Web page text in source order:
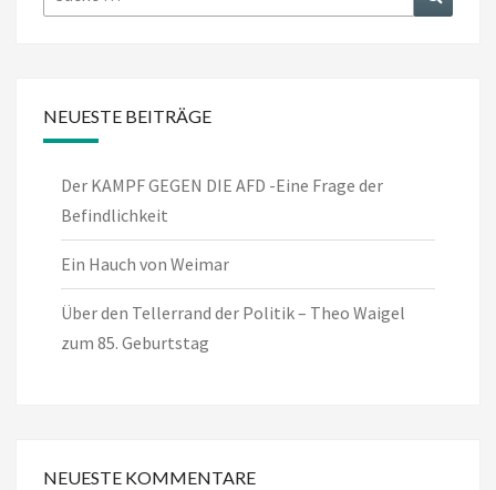
nach:
NEUESTE BEITRÄGE
Der KAMPF GEGEN DIE AFD -Eine Frage der
Befindlichkeit
Ein Hauch von Weimar
Über den Tellerrand der Politik – Theo Waigel
zum 85. Geburtstag
NEUESTE KOMMENTARE